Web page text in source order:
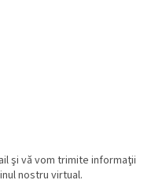
şi vă vom trimite informaţii
nostru virtual.